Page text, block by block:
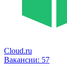
Cloud.ru
Вакансии: 57